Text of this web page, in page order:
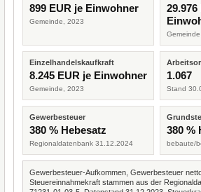
899 EUR je Einwohner
Gemeinde, 2023
29.976
Einzelhandelskaufkraft
8.245 EUR je Einwohner
Gemeinde, 2023
1.067
Stand
Gewerbesteuer
380 % Hebesatz
Regionaldatenbank 31.12.2024
380 %
bebaute/
Gewerbesteuer-Aufkommen, Gewerbesteuer
Steuereinnahmekraft stammen aus der